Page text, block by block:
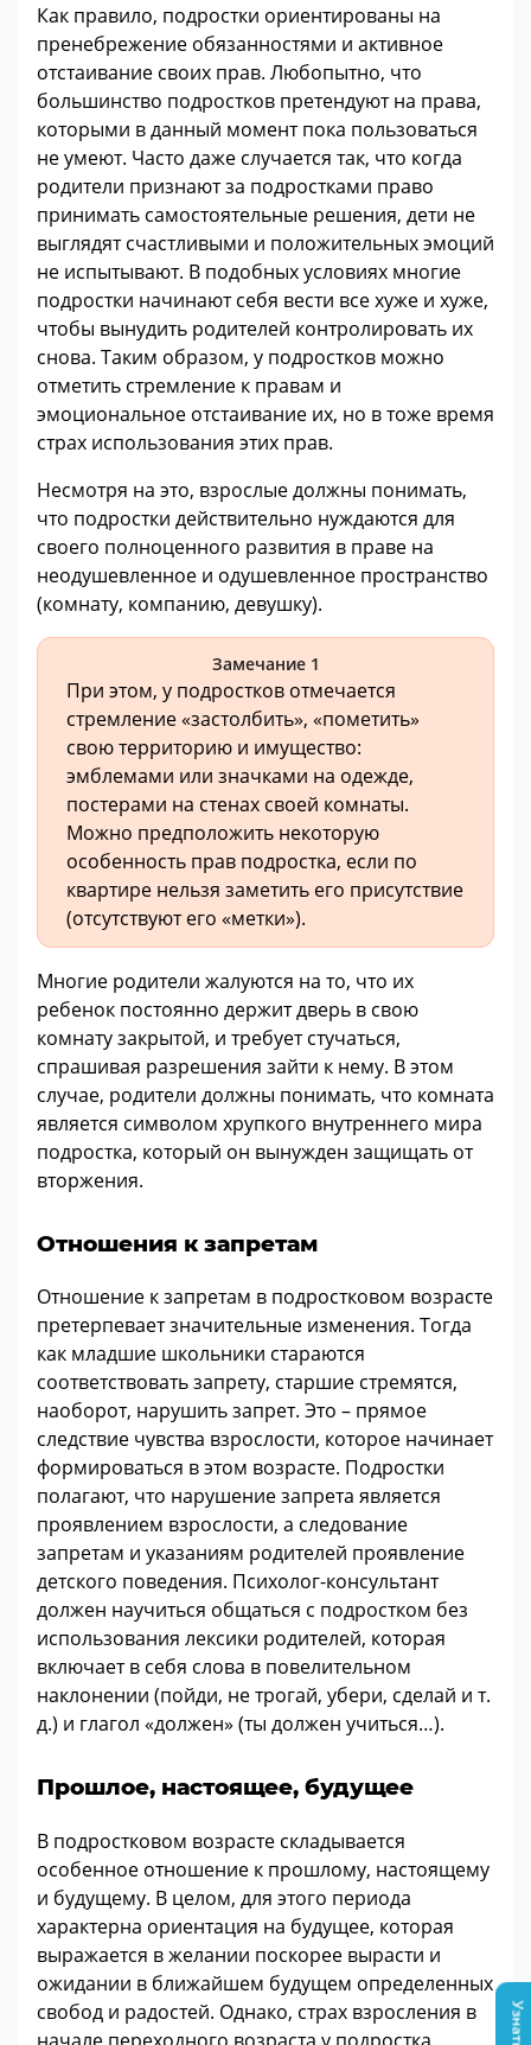
Как правило, подростки ориентированы на
пренебрежение обязанностями и активное
отстаивание своих прав. Любопытно, что
большинство подростков претендуют на права,
которыми в данный момент пока пользоваться
не умеют. Часто даже случается так, что когда
родители признают за подростками право
принимать самостоятельные решения, дети не
выглядят счастливыми и положительных эмоций
не испытывают. В подобных условиях многие
подростки начинают себя вести все хуже и хуже,
чтобы вынудить родителей контролировать их
снова. Таким образом, у подростков можно
отметить стремление к правам и
эмоциональное отстаивание их, но в тоже время
страх использования этих прав.
Несмотря на это, взрослые должны понимать,
что подростки действительно нуждаются для
своего полноценного развития в праве на
неодушевленное и одушевленное пространство
(комнату, компанию, девушку).
Замечание 1
При этом, у подростков отмечается
стремление «застолбить», «пометить»
свою территорию и имущество:
эмблемами или значками на одежде,
постерами на стенах своей комнаты.
Можно предположить некоторую
особенность прав подростка, если по
квартире нельзя заметить его присутствие
(отсутствуют его «метки»).
Многие родители жалуются на то, что их
ребенок постоянно держит дверь в свою
комнату закрытой, и требует стучаться,
спрашивая разрешения зайти к нему. В этом
случае, родители должны понимать, что комната
является символом хрупкого внутреннего мира
подростка, который он вынужден защищать от
вторжения.
Отношения к запретам
Отношение к запретам в подростковом возрасте
претерпевает значительные изменения. Тогда
как младшие школьники стараются
соответствовать запрету, старшие стремятся,
наоборот, нарушить запрет. Это – прямое
следствие чувства взрослости, которое начинает
формироваться в этом возрасте. Подростки
полагают, что нарушение запрета является
проявлением взрослости, а следование
запретам и указаниям родителей проявление
детского поведения. Психолог-консультант
должен научиться общаться с подростком без
использования лексики родителей, которая
включает в себя слова в повелительном
наклонении (пойди, не трогай, убери, сделай и т.
д.) и глагол «должен» (ты должен учиться…).
Прошлое, настоящее, будущее
В подростковом возрасте складывается
особенное отношение к прошлому, настоящему
и будущему. В целом, для этого периода
характерна ориентация на будущее, которая
выражается в желании поскорее вырасти и
ожидании в ближайшем будущем определенных
свобод и радостей. Однако, страх взросления в